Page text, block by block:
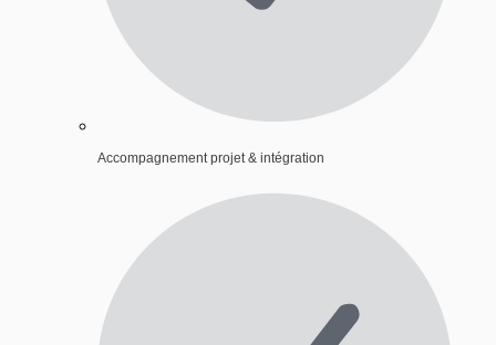
Accompagnement projet & intégration